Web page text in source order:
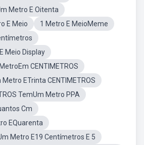
Metro E Oitenta
E Meio
1 Metro E MeioMeme
Meio Display
CENTIMETROS
ETrinta CENTIMETROS
TemUm Metro PPA
Cm
EQuarenta
Metro E19 Centímetros E 5